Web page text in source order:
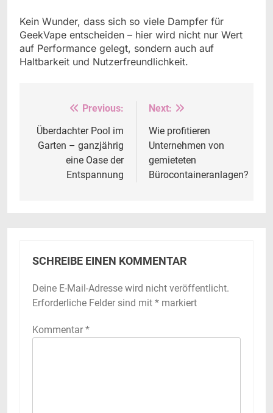
Kein Wunder, dass sich so viele Dampfer für
GeekVape entscheiden – hier wird nicht nur Wert
auf Performance gelegt, sondern auch auf
Haltbarkeit und Nutzerfreundlichkeit.
Beitrags-
Navigation
Previous:
Überdachter Pool im
Garten – ganzjährig
eine Oase der
Entspannung
Next:
Wie profitieren
Unternehmen von
gemieteten
Bürocontaineranlagen?
SCHREIBE EINEN KOMMENTAR
Deine E-Mail-Adresse wird nicht veröffentlicht.
Erforderliche Felder sind mit * markiert
Kommentar *